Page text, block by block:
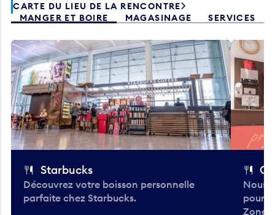
CARTE DU LIEU DE LA RENCONTRE
MANGER ET BOIRE
MAGASINAGE SERVICES
Starbucks
Découvrez votre boisson personnelle
parfaite chez Starbucks.
Nous
pour
Zone.